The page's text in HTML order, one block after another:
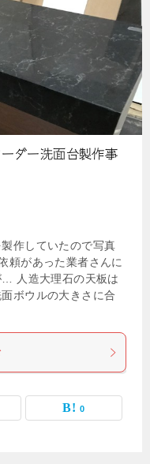
ダー洗面台製作事
作していたので写真
頼があった業者さんに
人造大理石の天板は
ボウルの大きさに合
0